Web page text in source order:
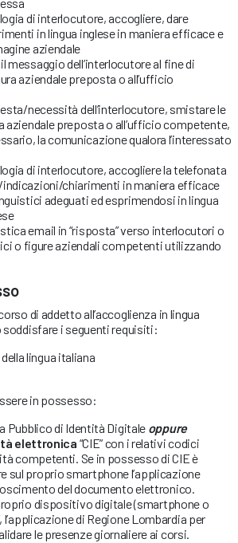
di interlocutore, accogliere, dare
in lingua inglese in maniera efficace e
aziendale
messaggio dell’interlocutore al fine di
aziendale preposta o all’ufficio
necessità dell’interlocutore, smistare le
aziendale preposta o all’ufficio competente,
la comunicazione qualora l’interessato
di interlocutore, accogliere la telefonata
chiarimenti in maniera efficace
adeguati ed esprimendosi in lingua
email in “risposta” verso interlocutori o
o figure aziendali competenti utilizzando
di addetto all’accoglienza in lingua
soddisfare i seguenti requisiti:
lingua italiana
in possesso:
Pubblico di Identità Digitale oppure
elettronica “CIE” con i relativi codici
competenti. Se in possesso di CIE è
sul proprio smartphone l’applicazione
del documento elettronico.
dispositivo digitale (smartphone o
l’applicazione di Regione Lombardia per
le presenze giornaliere ai corsi.